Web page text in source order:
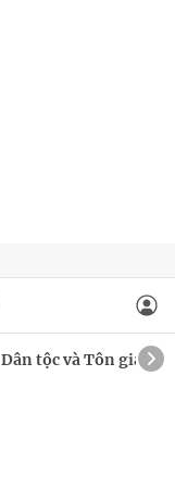
Dân tộc và Tôn giáo